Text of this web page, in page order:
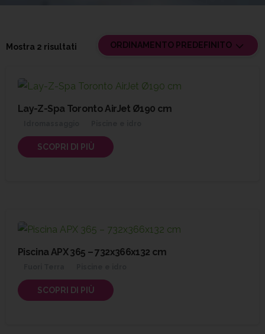
Mostra 2 risultati ORDINAMENTO PREDEFINITO
Lay-Z-Spa Toronto AirJet Ø190 cm
SCOPRI DI PIÙ
Piscina APX 365 – 732x366x132 cm
SCOPRI DI PIÙ